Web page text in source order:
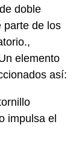
doble
parte de los
elemento
así:
impulsa el